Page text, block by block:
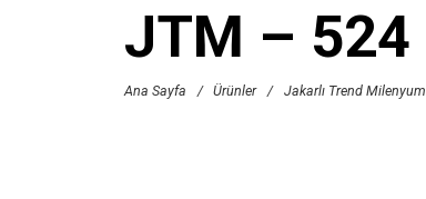
JTM – 524
Ana Sayfa / Ürünler / Jakarlı Trend Milenyum